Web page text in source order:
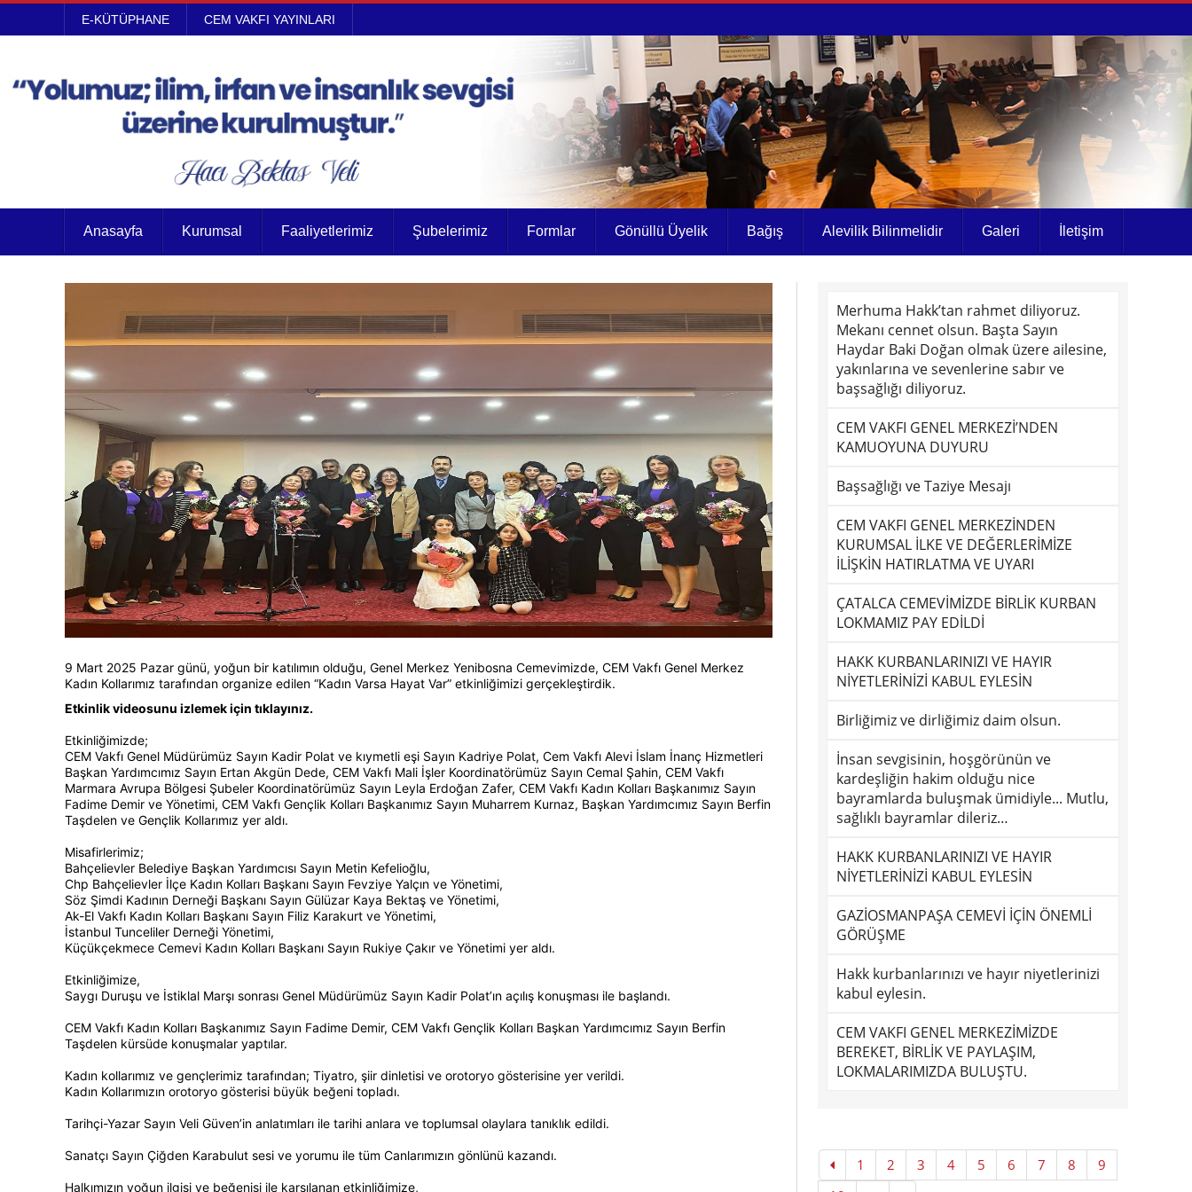
E-KÜTÜPHANE CEM VAKFI YAYINLARI
Anasayfa Kurumsal Faaliyetlerimiz Şubelerimiz Formlar Gönüllü Üyelik Bağış Alevilik Bilinmelidir Galeri İletişim
9 Mart 2025 Pazar günü, yoğun bir katılımın olduğu, Genel Merkez Yenibosna Cemevimizde, CEM Vakfı Genel Merkez
Kadın Kollarımız tarafından organize edilen “Kadın Varsa Hayat Var” etkinliğimizi gerçekleştirdik.
Etkinlik videosunu izlemek için tıklayınız.
Etkinliğimizde;
CEM Vakfı Genel Müdürümüz Sayın Kadir Polat ve kıymetli eşi Sayın Kadriye Polat, Cem Vakfı Alevi İslam İnanç Hizmetleri
Başkan Yardımcımız Sayın Ertan Akgün Dede, CEM Vakfı Mali İşler Koordinatörümüz Sayın Cemal Şahin, CEM Vakfı
Marmara Avrupa Bölgesi Şubeler Koordinatörümüz Sayın Leyla Erdoğan Zafer, CEM Vakfı Kadın Kolları Başkanımız Sayın
Fadime Demir ve Yönetimi, CEM Vakfı Gençlik Kolları Başkanımız Sayın Muharrem Kurnaz, Başkan Yardımcımız Sayın Berfin
Taşdelen ve Gençlik Kollarımız yer aldı.
Misafirlerimiz;
Bahçelievler Belediye Başkan Yardımcısı Sayın Metin Kefelioğlu,
Chp Bahçelievler İlçe Kadın Kolları Başkanı Sayın Fevziye Yalçın ve Yönetimi,
Söz Şimdi Kadının Derneği Başkanı Sayın Gülüzar Kaya Bektaş ve Yönetimi,
Ak-El Vakfı Kadın Kolları Başkanı Sayın Filiz Karakurt ve Yönetimi,
İstanbul Tunceliler Derneği Yönetimi,
Küçükçekmece Cemevi Kadın Kolları Başkanı Sayın Rukiye Çakır ve Yönetimi yer aldı.
Etkinliğimize,
Saygı Duruşu ve İstiklal Marşı sonrası Genel Müdürümüz Sayın Kadir Polat’ın açılış konuşması ile başlandı.
CEM Vakfı Kadın Kolları Başkanımız Sayın Fadime Demir, CEM Vakfı Gençlik Kolları Başkan Yardımcımız Sayın Berfin
Taşdelen kürsüde konuşmalar yaptılar.
Kadın kollarımız ve gençlerimiz tarafından; Tiyatro, şiir dinletisi ve orotoryo gösterisine yer verildi.
Kadın Kollarımızın orotoryo gösterisi büyük beğeni topladı.
Tarihçi-Yazar Sayın Veli Güven’in anlatımları ile tarihi anlara ve toplumsal olaylara tanıklık edildi.
Sanatçı Sayın Çiğden Karabulut sesi ve yorumu ile tüm Canlarımızın gönlünü kazandı.
Halkımızın yoğun ilgisi ve beğenisi ile karşılanan etkinliğimize,
Merhuma Hakk’tan rahmet diliyoruz.
Mekanı cennet olsun. Başta Sayın
Haydar Baki Doğan olmak üzere ailesine,
yakınlarına ve sevenlerine sabır ve
başsağlığı diliyoruz.
CEM VAKFI GENEL MERKEZİ’NDEN
KAMUOYUNA DUYURU
Başsağlığı ve Taziye Mesajı
CEM VAKFI GENEL MERKEZİNDEN
KURUMSAL İLKE VE DEĞERLERİMİZE
İLİŞKİN HATIRLATMA VE UYARI
ÇATALCA CEMEVİMİZDE BİRLİK KURBAN
LOKMAMIZ PAY EDİLDİ
HAKK KURBANLARINIZI VE HAYIR
NİYETLERİNİZİ KABUL EYLESİN
Birliğimiz ve dirliğimiz daim olsun.
İnsan sevgisinin, hoşgörünün ve
kardeşliğin hakim olduğu nice
bayramlarda buluşmak ümidiyle... Mutlu,
sağlıklı bayramlar dileriz…
HAKK KURBANLARINIZI VE HAYIR
NİYETLERİNİZİ KABUL EYLESİN
GAZİOSMANPAŞA CEMEVİ İÇİN ÖNEMLİ
GÖRÜŞME
Hakk kurbanlarınızı ve hayır niyetlerinizi
kabul eylesin.
CEM VAKFI GENEL MERKEZİMİZDE
BEREKET, BİRLİK VE PAYLAŞIM,
LOKMALARIMIZDA BULUŞTU.
1 2 3 4 5 6 7 8
9